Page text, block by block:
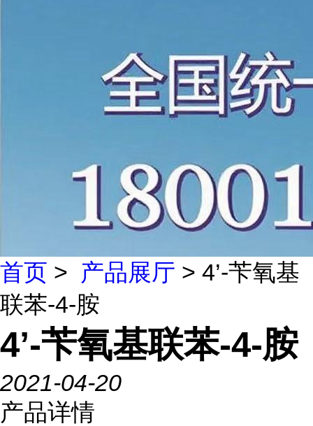
首页 > 产品展厅 > 4’-苄氧基
联苯-4-胺
4’-苄氧基联苯-4-胺
2021-04-20
产品详情